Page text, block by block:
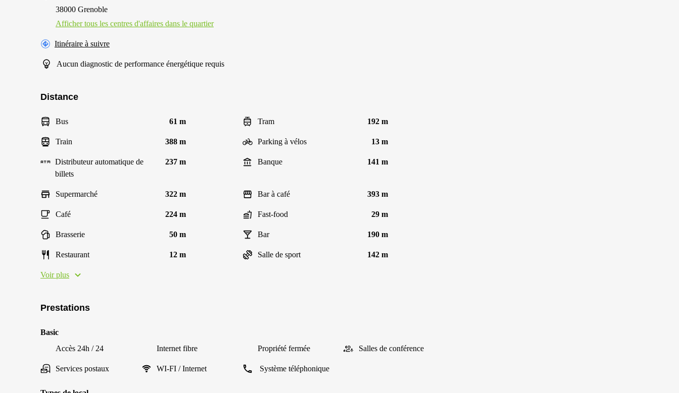
38000 Grenoble
Afficher tous les centres d'affaires dans le quartier
Itinéraire à suivre
Aucun diagnostic de performance énergétique requis
Distance
Bus 61 m Tram 192 m
Train 388 m Parking à vélos 13 m
Distributeur automatique de
billets
237 m Banque 141 m
Supermarché 322 m Bar à café 393 m
Café 224 m Fast-food 29 m
Brasserie 50 m Bar 190 m
Restaurant 12 m Salle de sport 142 m
Voir plus
Prestations
Basic
Accès 24h / 24
Internet fibre Propriété fermée Salles de conférence
Services postaux WI-FI / Internet Système téléphonique